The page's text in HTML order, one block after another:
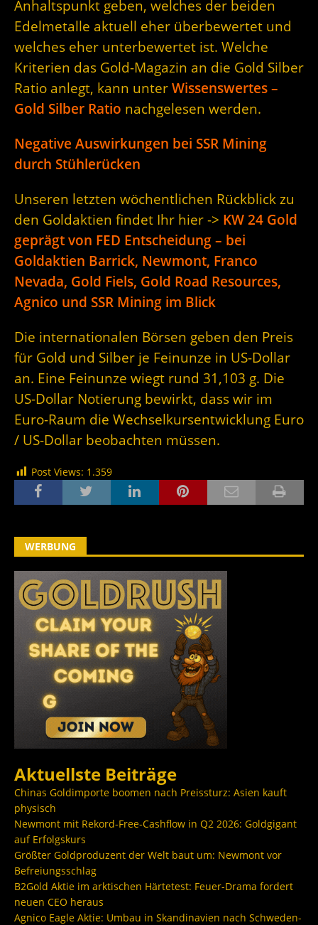
Anhaltspunkt geben, welches der beiden
Edelmetalle aktuell eher überbewertet und
welches eher unterbewertet ist. Welche
Kriterien das Gold-Magazin an die Gold Silber
Ratio anlegt, kann unter Wissenswertes –
Gold Silber Ratio nachgelesen werden.
Negative Auswirkungen bei SSR Mining
durch Stühlerücken
Unseren letzten wöchentlichen Rückblick zu
den Goldaktien findet Ihr hier -> KW 24 Gold
geprägt von FED Entscheidung – bei
Goldaktien Barrick, Newmont, Franco
Nevada, Gold Fiels, Gold Road Resources,
Agnico und SSR Mining im Blick
Die internationalen Börsen geben den Preis
für Gold und Silber je Feinunze in US-Dollar
an. Eine Feinunze wiegt rund 31,103 g. Die
US-Dollar Notierung bewirkt, dass wir im
Euro-Raum die Wechselkursentwicklung Euro
/ US-Dollar beobachten müssen.
Post Views: 1.359
WERBUNG
Aktuellste Beiträge
Chinas Goldimporte boomen nach Preissturz: Asien kauft
physisch
Newmont mit Rekord-Free-Cashflow in Q2 2026: Goldgigant
auf Erfolgskurs
Größter Goldproduzent der Welt baut um: Newmont vor
Befreiungsschlag
B2Gold Aktie im arktischen Härtetest: Feuer-Drama fordert
neuen CEO heraus
Agnico Eagle Aktie: Umbau in Skandinavien nach Schweden-